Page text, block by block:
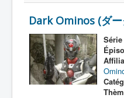
S
T
U
Dark Ominos (ダ